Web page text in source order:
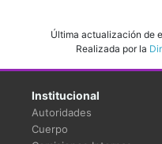
Última actualización de
Realizada por la
Institucional
Autoridades
Cuerpo